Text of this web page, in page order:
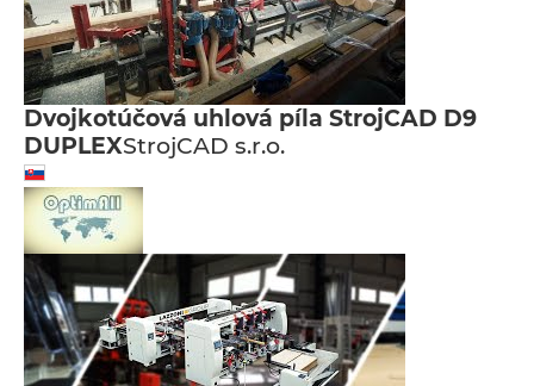
Dvojkotúčová uhlová píla StrojCAD D9
DUPLEXStrojCAD s.r.o.